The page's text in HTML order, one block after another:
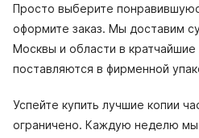
Просто выберите
оформите заказ. Мы доставим
Москвы и области в
поставляются в фирменной
Успейте купить лучшие копии
ограничено. Каждую неделю